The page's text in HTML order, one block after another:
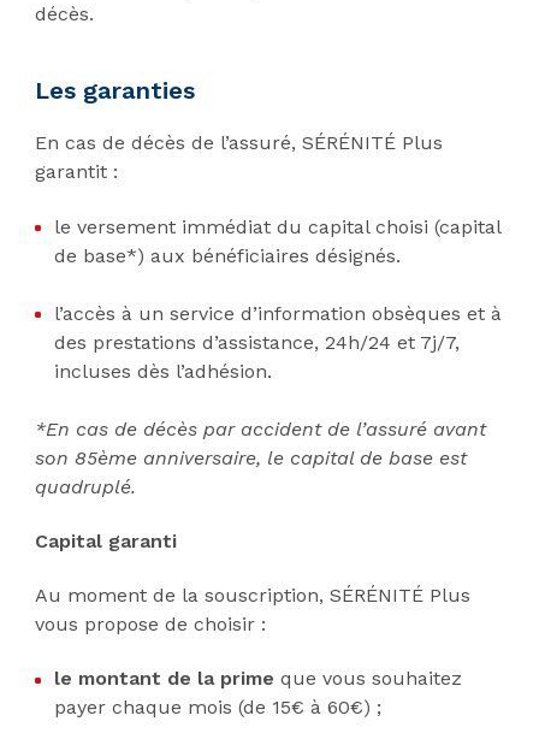
décès.
Les garanties
En cas de décès de l’assuré, SÉRÉNITÉ Plus
garantit :
le versement immédiat du capital choisi (capital
de base*) aux bénéficiaires désignés.
l’accès à un service d’information obsèques et à
des prestations d’assistance, 24h/24 et 7j/7,
incluses dès l’adhésion.
*En cas de décès par accident de l’assuré avant
son 85ème anniversaire, le capital de base est
quadruplé.
Capital garanti
Au moment de la souscription, SÉRÉNITÉ Plus
vous propose de choisir :
le montant de la prime que vous souhaitez
payer chaque mois (de 15€ à 60€) ;